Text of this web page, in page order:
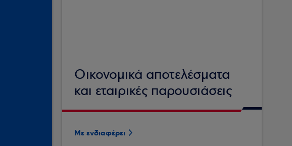
Οικονομικά αποτελέσματα
και εταιρικές παρουσιάσεις
Με ενδιαφέρει